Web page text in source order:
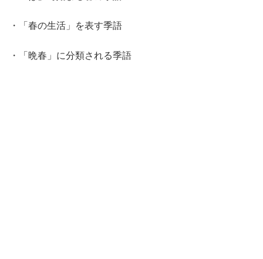
・「春の生活」を表す季語
・「晩春」に分類される季語